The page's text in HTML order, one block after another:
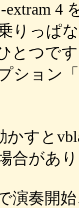
4
りっぱ
とつで
ション
すと
合があ
演奏開